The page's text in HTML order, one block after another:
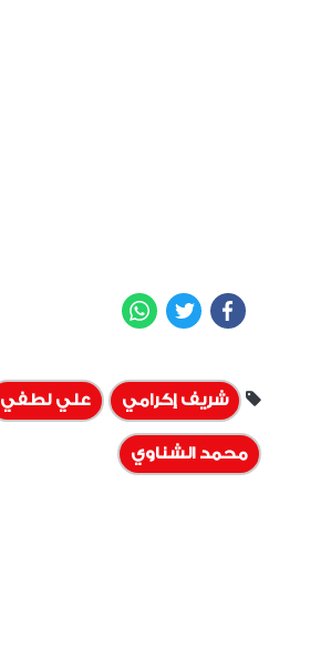
Facebook
Twitter
شريف إكرامي علي لطفي
محمد الشناوي